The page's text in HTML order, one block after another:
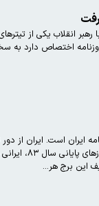
می کنید. دیدار عمر البشیر رئیس جمهور
اختصاص دارد به
تعیین انتخاب رئیس جمهور و نخست وزیر
این برج هر…